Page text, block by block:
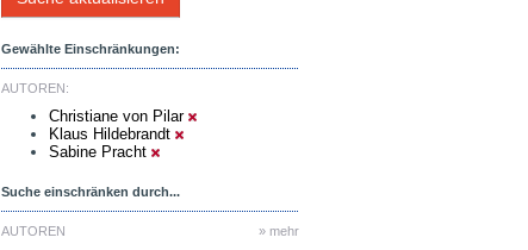
Gewählte Einschränkungen:
AUTOREN:
Christiane von Pilar
Klaus Hildebrandt
Sabine Pracht
Suche einschränken durch...
» mehr
AUTOREN